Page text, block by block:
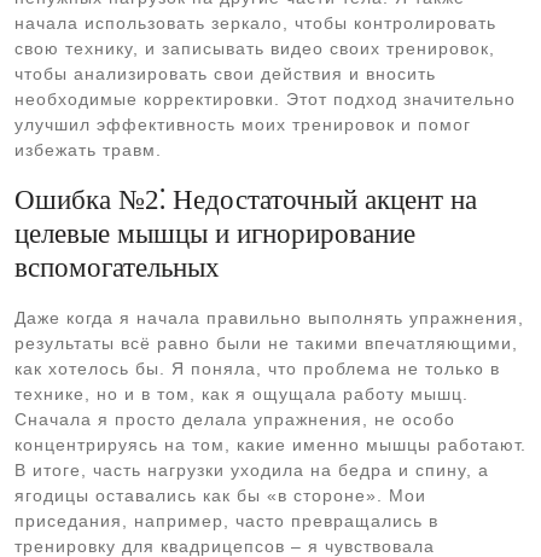
начала использовать зеркало, чтобы контролировать
свою технику, и записывать видео своих тренировок,
чтобы анализировать свои действия и вносить
необходимые корректировки. Этот подход значительно
улучшил эффективность моих тренировок и помог
избежать травм.
Ошибка №2⁚ Недостаточный акцент на
целевые мышцы и игнорирование
вспомогательных
Даже когда я начала правильно выполнять упражнения,
результаты всё равно были не такими впечатляющими,
как хотелось бы. Я поняла, что проблема не только в
технике, но и в том, как я ощущала работу мышц.
Сначала я просто делала упражнения, не особо
концентрируясь на том, какие именно мышцы работают.
В итоге, часть нагрузки уходила на бедра и спину, а
ягодицы оставались как бы «в стороне». Мои
приседания, например, часто превращались в
тренировку для квадрицепсов – я чувствовала